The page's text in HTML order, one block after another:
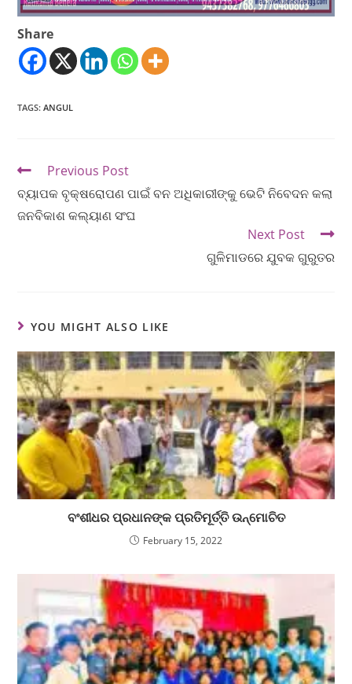
Share
TAGS:ANGUL
Previous Post
ବ୍ୟାପକ ବୃକ୍ଷରୋପଣ ପାଇଁ ବନ ଅଧିକାରୀଙ୍କୁ ଭେଟି ନିବେଦନ କଲା
ଜନବିକାଶ କଲ୍ୟାଣ ସଂଘ
Next Post
ଗୁଳିମାଡରେ ଯୁବକ ଗୁରୁତର
YOU MIGHT ALSO LIKE
ବଂଶୀଧର ପ୍ରଧାନଙ୍କ ପ୍ରତିମୂର୍ତ୍ତି ଉନ୍ମୋଚିତ
February 15, 2022